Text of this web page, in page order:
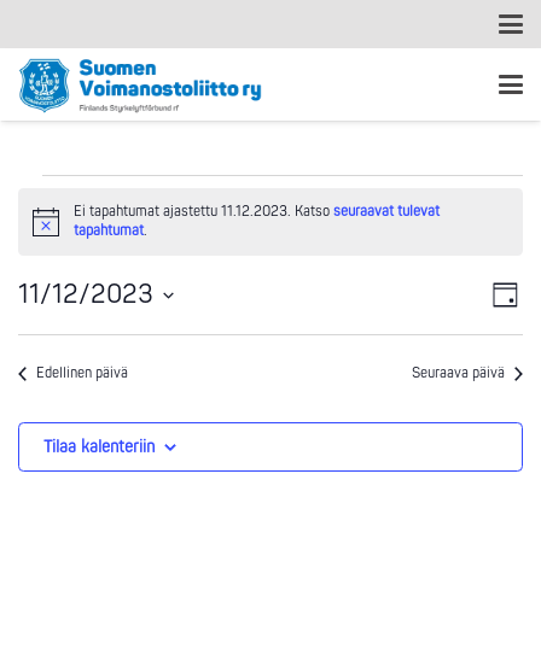
Tapahtumat
11.12.2023
Notice
Ei tapahtumat ajastettu 11.12.2023. Katso seuraavat tulevat
tapahtumat.
Päivä
11/12/2023
Valitse
Edellinen päivä Seuraava päivä
Tilaa kalenteriin